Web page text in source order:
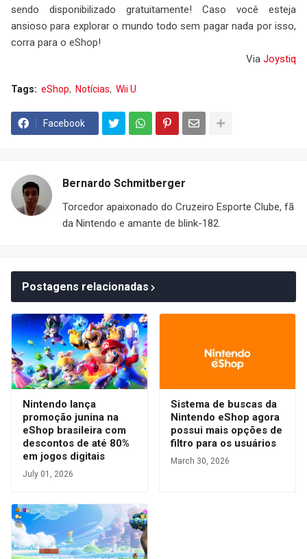
sendo disponibilizado gratuitamente! Caso você esteja
ansioso para explorar o mundo todo sem pagar nada por isso,
corra para o eShop!
Via Joystiq
Tags: eShop Notícias Wii U
Facebook
Bernardo Schmitberger
Torcedor apaixonado do Cruzeiro Esporte Clube, fã
da Nintendo e amante de blink-182.
Postagens relacionadas
Nintendo lança
promoção junina na
eShop brasileira com
descontos de até 80%
em jogos digitais
July 01, 2026
Sistema de buscas da
Nintendo eShop agora
possui mais opções de
filtro para os usuários
March 30, 2026